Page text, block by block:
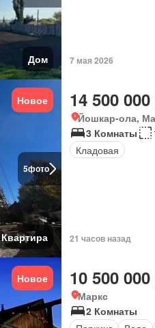
Дом 7 мая 2026
5фото
Новое
Квартира
14 500
Йошкар-ола,
3 Комнаты
Кладовая
21 часов назад
Новое 10 500
Маркс
2 Комнаты